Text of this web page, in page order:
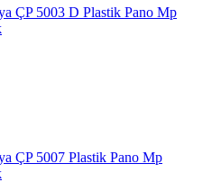
ÇP 5003 D Plastik Pano Mp
ÇP 5007 Plastik Pano Mp